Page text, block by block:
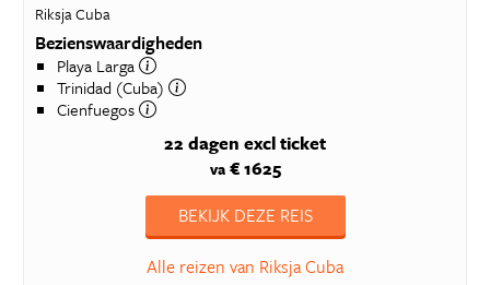
Riksja Cuba
Bezienswaardigheden
Playa Larga
Trinidad (Cuba)
Cienfuegos
22 dagen excl ticket
va€ 1625
BEKIJK DEZE REIS
Alle reizen van Riksja Cuba